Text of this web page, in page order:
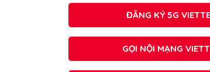
ĐĂNG KÝ 5G
GỌI NỘI MẠNG